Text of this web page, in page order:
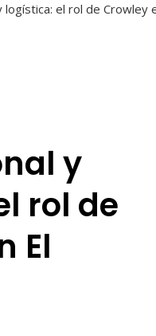
logística: el rol de Crowley
y
rol de
El